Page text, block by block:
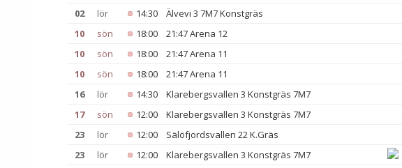
02
lör 14:30 Älvevi 3 7M7 Konstgräs
10
sön 18:00 21:47 Arena 12
10
sön 18:00 21:47 Arena 11
10
sön 18:00 21:47 Arena 11
16
lör 14:30 Klarebergsvallen 3 Konstgräs 7M7
17
sön 12:00 Klarebergsvallen 3 Konstgräs 7M7
23
lör 12:00 Sälöfjordsvallen 22 K.Gräs
23
lör 12:00 Klarebergsvallen 3 Konstgräs 7M7